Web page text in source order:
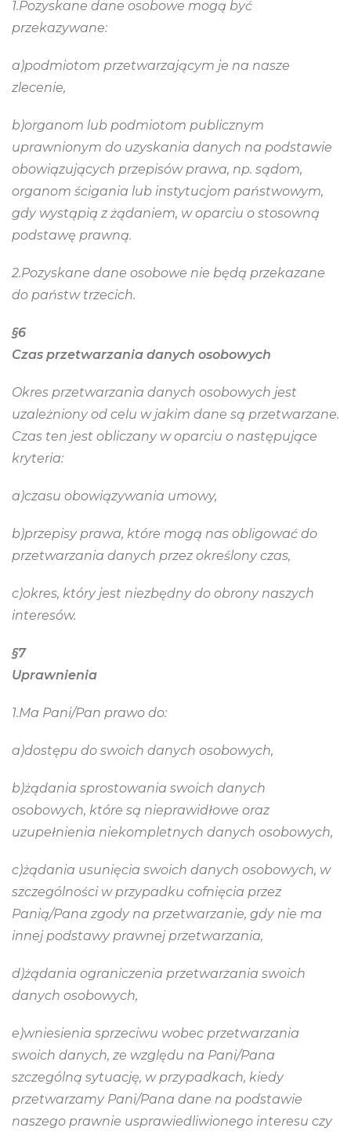
1.Pozyskane dane osobowe mogą być
przekazywane:
a)podmiotom przetwarzającym je na nasze
zlecenie,
b)organom lub podmiotom publicznym
uprawnionym do uzyskania danych na podstawie
obowiązujących przepisów prawa, np. sądom,
organom ścigania lub instytucjom państwowym,
gdy wystąpią z żądaniem, w oparciu o stosowną
podstawę prawną.
2.Pozyskane dane osobowe nie będą przekazane
do państw trzecich.
§6
Czas przetwarzania danych osobowych
Okres przetwarzania danych osobowych jest
uzależniony od celu w jakim dane są przetwarzane.
Czas ten jest obliczany w oparciu o następujące
kryteria:
a)czasu obowiązywania umowy,
b)przepisy prawa, które mogą nas obligować do
przetwarzania danych przez określony czas,
c)okres, który jest niezbędny do obrony naszych
interesów.
§7
Uprawnienia
1.Ma Pani/Pan prawo do:
a)dostępu do swoich danych osobowych,
b)żądania sprostowania swoich danych
osobowych, które są nieprawidłowe oraz
uzupełnienia niekompletnych danych osobowych,
c)żądania usunięcia swoich danych osobowych, w
szczególności w przypadku cofnięcia przez
Panią/Pana zgody na przetwarzanie, gdy nie ma
innej podstawy prawnej przetwarzania,
d)żądania ograniczenia przetwarzania swoich
danych osobowych,
e)wniesienia sprzeciwu wobec przetwarzania
swoich danych, ze względu na Pani/Pana
szczególną sytuację, w przypadkach, kiedy
przetwarzamy Pani/Pana dane na podstawie
naszego prawnie usprawiedliwionego interesu czy